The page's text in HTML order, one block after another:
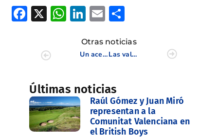
Facebook
X WhatsApp
LinkedIn
Email
Otras noticias
Un acertado combinado valenciano lidera el Cto de España de FFAA Femenino Sub 18
Las valencianas en semis del Cto de España de FFAA Sub 18 Femenino
Últimas noticias
Raúl Gómez y Juan Miró
representan a la
Comunitat Valenciana en
el British Boys